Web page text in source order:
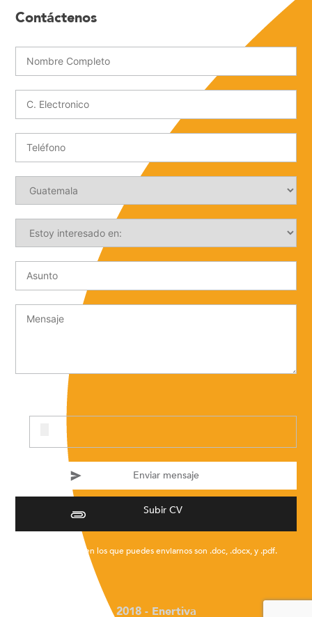
Contáctenos
Subir CV
* Los formatos en los que puedes enviarnos son .doc, .docx, y .pdf.
2018 - Enertiva